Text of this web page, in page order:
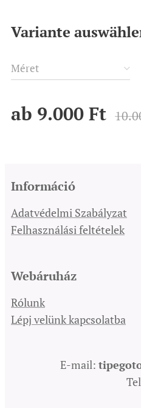
Variante
Méret
ab 9.000 Ft
Információ
Adatvédelmi Szabályzat
Felhasználási feltételek
Webáruház
Rólunk
Lépj velünk kapcsolatba
E-mail: